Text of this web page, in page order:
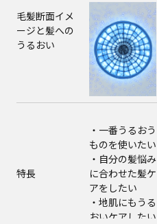
毛髪断面イメ
ージと髪への
うるおい
特長
・一番うるおう
ものを使いたい
・自分の髪悩み
に合わせた髪ケ
アをしたい
・地肌にもうる
おいケアしたい